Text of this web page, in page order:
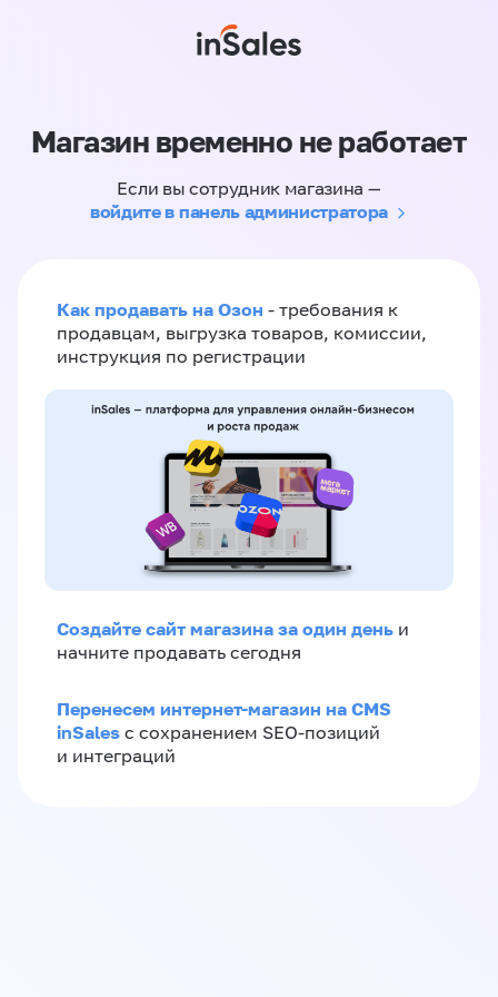
Магазин временно не работает
Если вы сотрудник магазина —
войдите в панель администратора
Как продавать на Озон - требования к
продавцам, выгрузка товаров, комиссии,
инструкция по регистрации
Создайте сайт магазина за один день и
начните продавать сегодня
Перенесем интернет-магазин на CMS
inSales с сохранением SEO-позиций
и интеграций